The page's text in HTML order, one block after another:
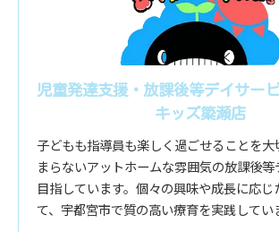
児童発達支援・放課後等デイサー
キッズ簗瀬店
子どもも指導員も楽しく過ごせることを
まらないアットホームな雰囲気の放課後
目指しています。個々の興味や成長に応
て、宇都宮市で質の高い療育を実践してい